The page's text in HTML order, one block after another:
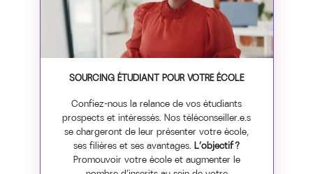
SOURCING ÉTUDIANT POUR VOTRE ÉCOLE
Confiez-nous la relance de vos étudiants
prospects et intéressés. Nos téléconseiller.e.s
se chargeront de leur présenter votre école,
ses filières et ses avantages. L’objectif ?
Promouvoir votre école et augmenter le